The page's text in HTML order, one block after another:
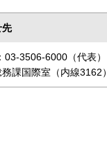
先
3506-6000（代表）
課国際室（内線3162）